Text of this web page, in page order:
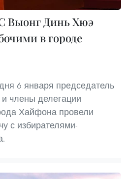
Выонг Динь Хюэ
в городе
6 января председатель
члены делегации
Хайфона провели
с избирателями-